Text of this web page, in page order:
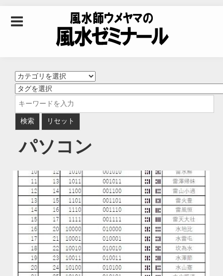
風水師ウメヤマの風
水ゼミナール｜風水
学・四柱推命学・易
学を合わせた立命講
座
パソコン